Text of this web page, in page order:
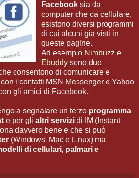
Facebook sia da
computer che da cellulare,
esistono diversi programmi
di cui alcuni gia visti in
queste pagine.
Ad esempio Nimbuzz e
Ebuddy sono due
consentono di comunicare e
i contatti MSN Messenger e Yahoo
gli amici di Facebook.
a segnalare un terzo programma
e per gli altri servizi di IM (Instant
davvero bene e che si può
(Windows, Mac e Linux) ma
di cellulari, palmari e